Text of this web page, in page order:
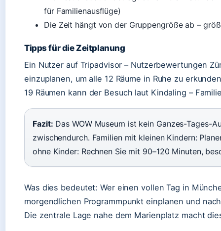
für Familienausflüge)
Die Zeit hängt von der Gruppengröße ab –
Tipps für die Zeitplanung
Ein Nutzer auf Tripadvisor – Nutzerbewertungen
einzuplanen, um alle 12 Räume in Ruhe zu
19 Räumen kann der Besuch laut Kindaling –
Fazit: Das WOW Museum ist kein Ganzes-Tages-
zwischendurch. Familien mit kleinen Kindern:
ohne Kinder: Rechnen Sie mit 90–120 Minuten,
Was dies bedeutet: Wer einen vollen Tag in
morgendlichen Programmpunkt einplanen und
Die zentrale Lage nahe dem Marienplatz macht